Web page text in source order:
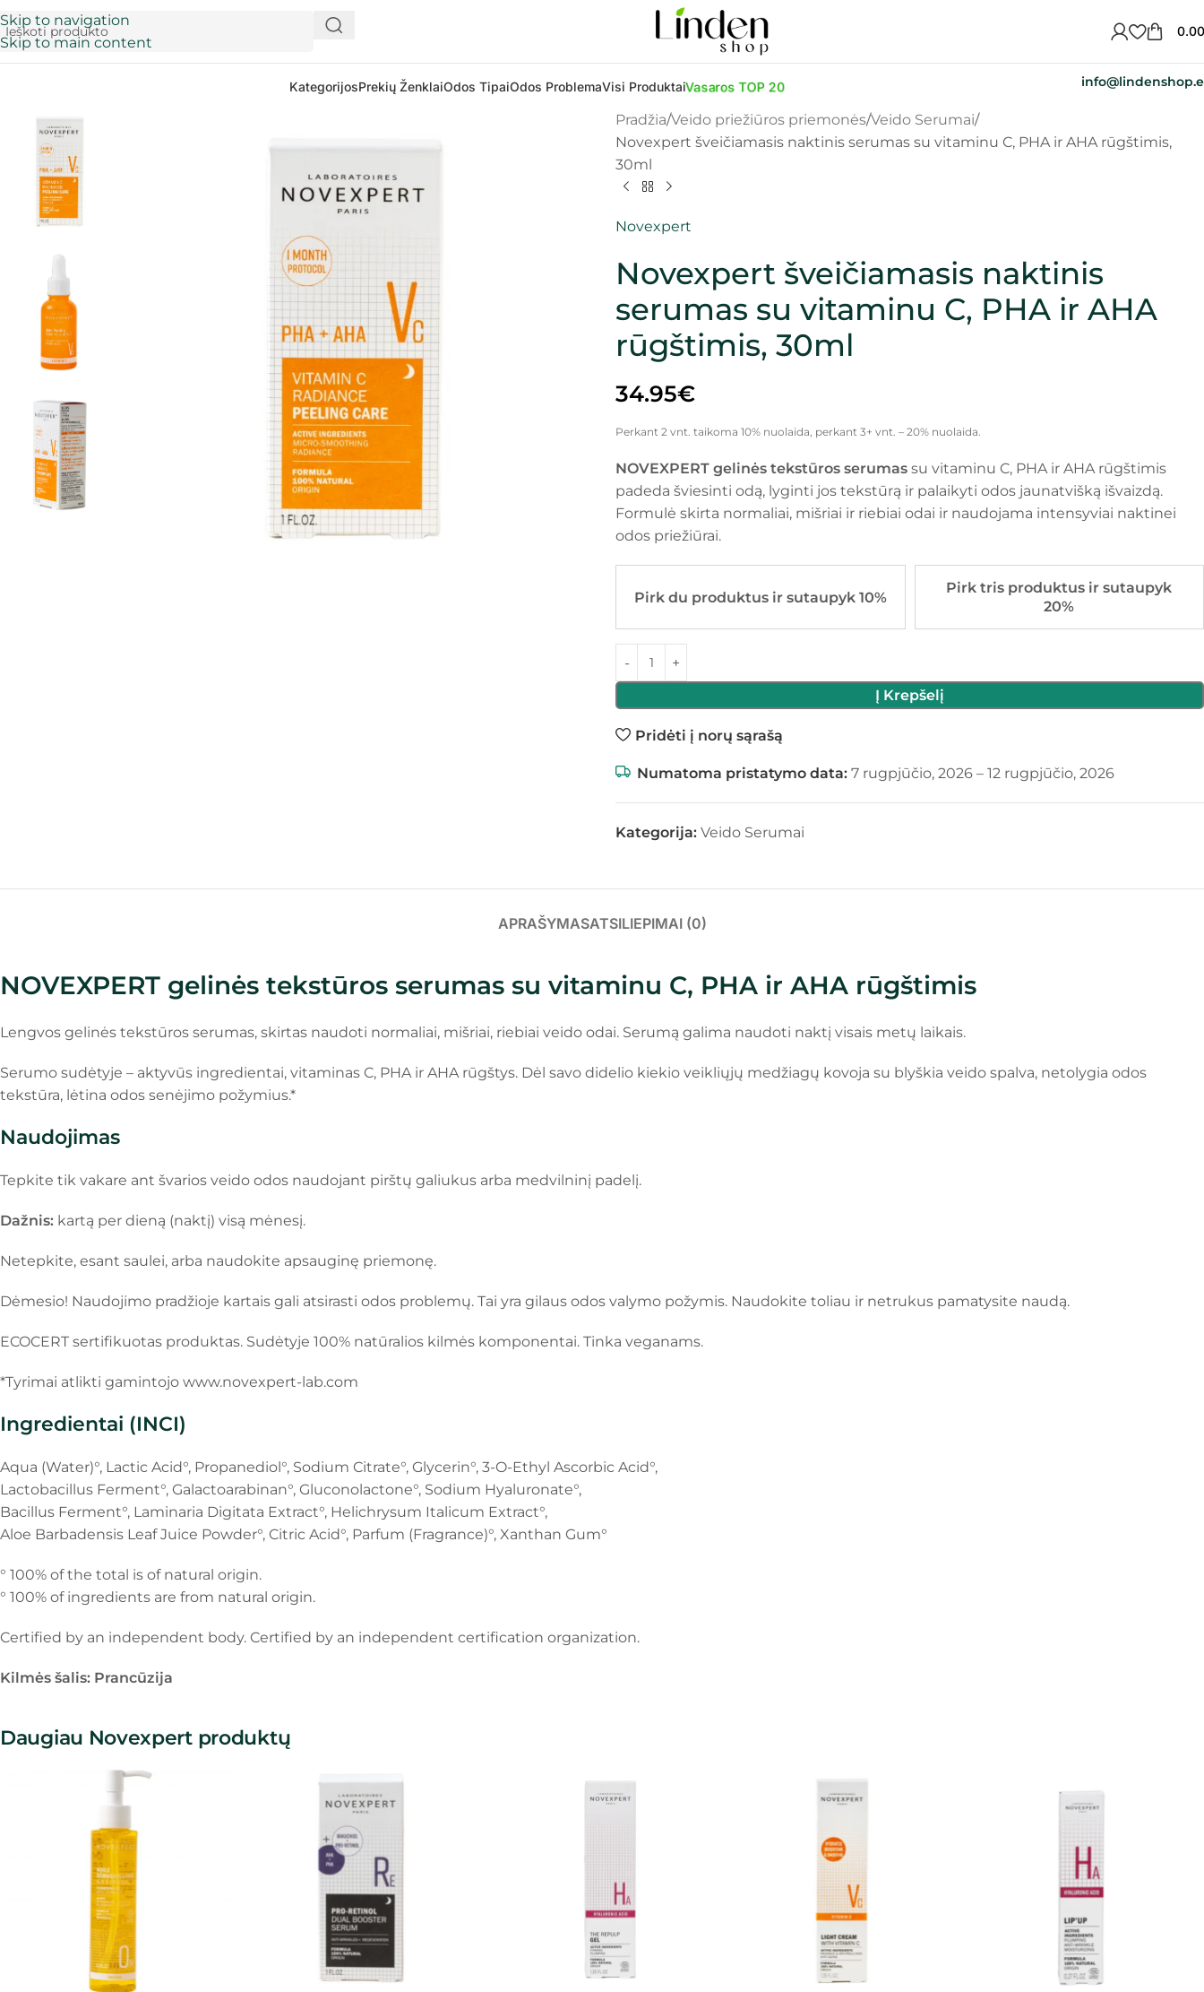
Skip to navigation
Skip to main content
0.00
KategorijosPrekių ŽenklaiOdos TipaiOdos ProblemaVisi ProduktaiVasaros TOP 20
Pradžia Veido priežiūros priemonės Veido Serumai
Novexpert šveičiamasis naktinis serumas su vitaminu C, PHA ir AHA rūgštimis,
30ml
Novexpert
Novexpert šveičiamasis naktinis
serumas su vitaminu C, PHA ir AHA
rūgštimis, 30ml
34.95€
Perkant 2 vnt. taikoma 10% nuolaida, perkant 3+ vnt. – 20% nuolaida.
NOVEXPERT gelinės tekstūros serumas su vitaminu C, PHA ir AHA rūgštimis
padeda šviesinti odą, lyginti jos tekstūrą ir palaikyti odos jaunatvišką išvaizdą.
Formulė skirta normaliai, mišriai ir riebiai odai ir naudojama intensyviai naktinei
odos priežiūrai.
Pirk du produktus ir sutaupyk 10%
Pirk tris produktus ir sutaupyk
20%
Į Krepšelį
Pridėti į norų sąrašą
Numatoma pristatymo data: 7 rugpjūčio, 2026 – 12 rugpjūčio, 2026
Kategorija: Veido Serumai
APRAŠYMASATSILIEPIMAI (0)
NOVEXPERT gelinės tekstūros serumas su vitaminu C, PHA ir AHA rūgštimis
Lengvos gelinės tekstūros serumas, skirtas naudoti normaliai, mišriai, riebiai veido odai. Serumą galima naudoti naktį visais metų laikais.
Serumo sudėtyje – aktyvūs ingredientai, vitaminas C, PHA ir AHA rūgštys. Dėl savo didelio kiekio veikliųjų medžiagų kovoja su blyškia veido spalva, netolygia odos
tekstūra, lėtina odos senėjimo požymius.*
Naudojimas
Tepkite tik vakare ant švarios veido odos naudojant pirštų galiukus arba medvilninį padelį.
Dažnis: kartą per dieną (naktį) visą mėnesį.
Netepkite, esant saulei, arba naudokite apsauginę priemonę.
Dėmesio! Naudojimo pradžioje kartais gali atsirasti odos problemų. Tai yra gilaus odos valymo požymis. Naudokite toliau ir netrukus pamatysite naudą.
ECOCERT sertifikuotas produktas. Sudėtyje 100% natūralios kilmės komponentai. Tinka veganams.
*Tyrimai atlikti gamintojo www.novexpert-lab.com
Ingredientai (INCI)
Aqua (Water)°, Lactic Acid°, Propanediol°, Sodium Citrate°, Glycerin°, 3-O-Ethyl Ascorbic Acid°,
Lactobacillus Ferment°, Galactoarabinan°, Gluconolactone°, Sodium Hyaluronate°,
Bacillus Ferment°, Laminaria Digitata Extract°, Helichrysum Italicum Extract°,
Aloe Barbadensis Leaf Juice Powder°, Citric Acid°, Parfum (Fragrance)°, Xanthan Gum°
° 100% of the total is of natural origin.
° 100% of ingredients are from natural origin.
Certified by an independent body. Certified by an independent certification organization.
Kilmės šalis: Prancūzija
Daugiau Novexpert produktų